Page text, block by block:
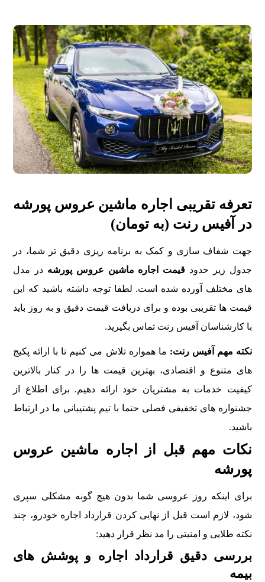
تعرفه تقریبی اجاره ماشین عروس پورشه
در آفیس رنت (به تومان)
جهت شفاف سازی و کمک به برنامه ریزی دقیق تر شما، در
جدول زیر حدود قیمت اجاره ماشین عروس پورشه در مدل
های مختلف آورده شده است. لطفا توجه داشته باشید که این
قیمت ها تقریبی بوده و برای دریافت قیمت دقیق و به روز باید
با کارشناسان آفیس رنت تماس بگیرید.
نکته مهم آفیس رنت: ما همواره تلاش می کنیم تا با ارائه پکیج
های متنوع و اقتصادی، بهترین قیمت ها را در کنار بالاترین
کیفیت خدمات به مشتریان خود ارائه دهیم. برای اطلاع از
جشنواره های تخفیفی فصلی حتما با تیم پشتیبانی ما در ارتباط
باشید.
نکات مهم قبل از اجاره ماشین عروس
پورشه
برای اینکه روز عروسی شما بدون هیچ گونه مشکلی سپری
شود، لازم است قبل از نهایی کردن قرارداد اجاره خودرو، چند
نکته طلایی و امنیتی را مد نظر قرار دهید:
بررسی دقیق قرارداد اجاره و پوشش های
بیمه